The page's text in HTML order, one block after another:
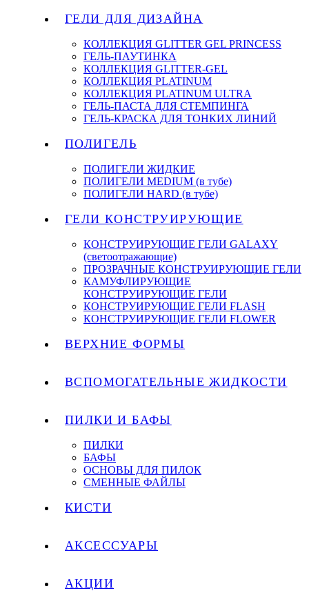
ГЕЛИ ДЛЯ ДИЗАЙНА
КОЛЛЕКЦИЯ GLITTER GEL PRINCESS
ГЕЛЬ-ПАУТИНКА
КОЛЛЕКЦИЯ GLITTER-GEL
КОЛЛЕКЦИЯ PLATINUM
КОЛЛЕКЦИЯ PLATINUM ULTRA
ГЕЛЬ-ПАСТА ДЛЯ СТЕМПИНГА
ГЕЛЬ-КРАСКА ДЛЯ ТОНКИХ ЛИНИЙ
ПОЛИГЕЛЬ
ПОЛИГЕЛИ ЖИДКИЕ
ПОЛИГЕЛИ MEDIUM (в тубе)
ПОЛИГЕЛИ HARD (в тубе)
ГЕЛИ КОНСТРУИРУЮЩИЕ
КОНСТРУИРУЮЩИЕ ГЕЛИ GALAXY
(светоотражающие)
ПРОЗРАЧНЫЕ КОНСТРУИРУЮЩИЕ ГЕЛИ
КАМУФЛИРУЮЩИЕ
КОНСТРУИРУЮЩИЕ ГЕЛИ
КОНСТРУИРУЮЩИЕ ГЕЛИ FLASH
КОНСТРУИРУЮЩИЕ ГЕЛИ FLOWER
ВЕРХНИЕ ФОРМЫ
ВСПОМОГАТЕЛЬНЫЕ ЖИДКОСТИ
ПИЛКИ И БАФЫ
ПИЛКИ
БАФЫ
ОСНОВЫ ДЛЯ ПИЛОК
СМЕННЫЕ ФАЙЛЫ
КИСТИ
АКСЕССУАРЫ
АКЦИИ